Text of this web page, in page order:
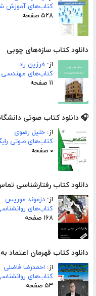
کتاب‌های آموزش
۵۲۸ صفحه
دانلود کتاب سازه‌های چوبی
از: فرزین راد
کتاب‌های مهندسی
۱۱ صفحه
🎧 دانلود کتاب صوتی
از: خلیل رضوی
کتاب‌های صوتی
۰ صفحه
دانلود کتاب رفتارشناسی
از: دزموند موریس
کتاب‌های
۱۶۸ صفحه
دانلود کتاب قهرمان اعتماد
از: احمدرضا فاضلی
کتاب‌های
۵۳ صفحه